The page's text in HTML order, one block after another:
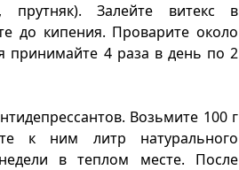
прутняк). Залейте витекс в
до кипения. Проварите около
принимайте 4 раза в день по 2
Возьмите 100 г
к ним литр натурального
в теплом месте. После